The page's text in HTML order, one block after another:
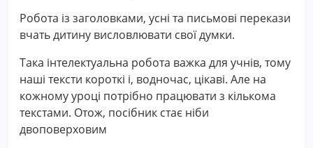
Робота із заголовками, усні та письмові перекази
вчать дитину висловлювати свої думки.
Така інтелектуальна робота важка для учнів, тому
наші тексти короткі і, водночас, цікаві. Але на
кожному уроці потрібно працювати з кількома
текстами. Отож, посібник стає ніби
двоповерховим